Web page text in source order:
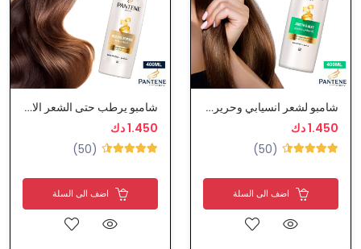
شامبو لشعر انسيابي وحريري - بانتين
1.450 دك
(50)
اضف الى السلة
شامبو يرطب حتى الشعر الاشد جفافاً - بانتين
1.450 دك
(50)
اضف الى السلة